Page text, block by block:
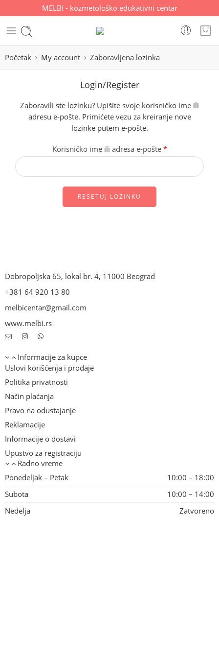
MELBI - kozmetološko edukativni centar
Početak My account Zaboravljena lozinka
Login/Register
Zaboravili ste lozinku? Upišite svoje korisničko ime ili
adresu e-pošte. Primićete vezu za kreiranje nove
lozinke putem e-pošte.
Korisničko ime ili adresa e-pošte *
RESETUJ LOZINKU
Dobropoljska 65, lokal br. 4, 11000 Beograd
+381 64 920 13 80
melbicentar@gmail.com
www.melbi.rs
Informacije za kupce
Uslovi korišćenja i prodaje
Politika privatnosti
Način plaćanja
Pravo na odustajanje
Reklamacije
Informacije o dostavi
Upustvo za registraciju
Radno vreme
Ponedeljak – Petak
10:00 – 18:00
Subota
10:00 – 14:00
Nedelja
Zatvoreno